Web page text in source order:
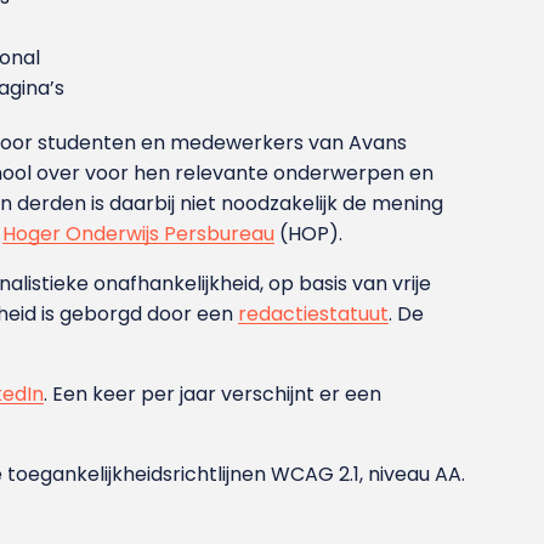
studenten en medewerkers van Avans
over voor hen relevante onderwerpen en
is daarbij niet noodzakelijk de mening
Hoger Onderwijs Persbureau (HOP).
onafhankelijkheid, op basis van vrije
is geborgd door een redactiestatuut. De
. Een keer per jaar verschijnt er een
WCAG 2.1, niveau AA.